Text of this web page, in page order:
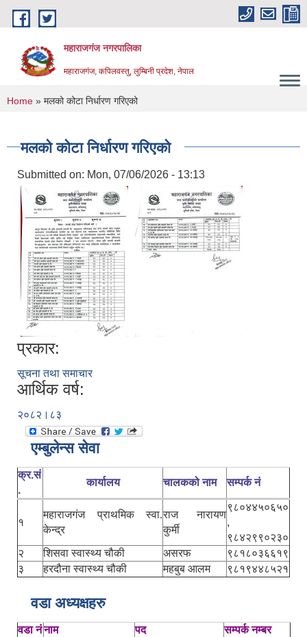
Skip to main content
महाराजगंज नगरपालिका
महाराजगंज, कपिलवस्तु, लुम्बिनी प्रदेश, नेपाल
You are here
Home » मलको कोटा निर्धारण गरिएको
मलको कोटा निर्धारण गरिएको
Submitted on: Mon, 07/06/2026 - 13:13
प्रकार:
सूचना तथा समाचार
आर्थिक वर्ष:
२०८२।८३
एम्बुलेन्स सेवा
क्र.सं
.
कार्यालय चालकको नाम सम्पर्क नं
१
महाराजगंज प्राथमिक स्वा.
केन्द्र
राज नारायण
कुर्मी
९८०४४५०६५०
,
९८४२९९०२३०
२
शिसवा स्वास्थ्य चौकी असरफ
९८१८०३६६१९
३
हरदौना स्वास्थ्य चौकी महबुब आलम ९८१९४४८५२१
वडा अध्यक्षहरु
वडा नंनाम पद
सम्पर्क नम्बर